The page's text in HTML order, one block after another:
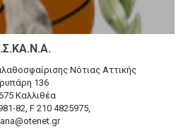
Νότιας Αττικής
136
Καλλιθέα
82, F 210 4825975,